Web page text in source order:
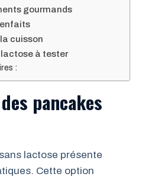
gourmands
cuisson
à tester
:
pancakes
lactose présente
Cette option